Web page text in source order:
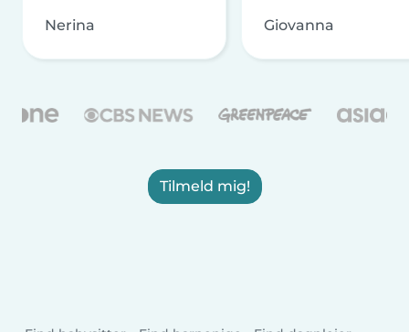
Nerina Giovanna
Tilmeld mig!